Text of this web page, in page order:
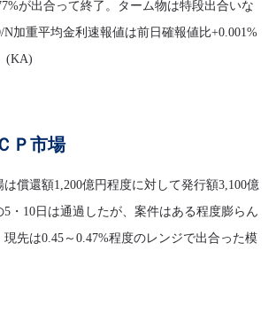
が出合って終了。ターム物は特段出合いな
N加重平均金利速報値は前日確報値比+0.001%
(KA)
Ｐ市場
償還額1,200億円程度に対して発行額3,100億
5・10日は通過したが、案件はある程度膨らん
先は0.45～0.47%程度のレンジで出合った模